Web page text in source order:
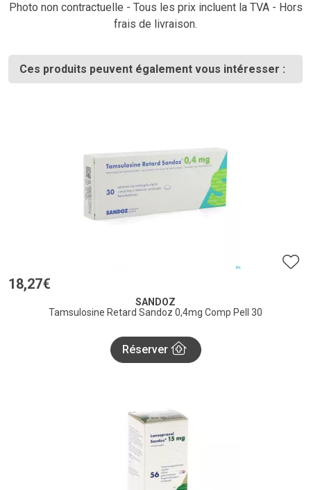
Photo non contractuelle - Tous les prix incluent la TVA - Hors
frais de livraison.
Ces produits peuvent également vous intéresser :
18,27€
SANDOZ
Tamsulosine Retard Sandoz 0,4mg Comp Pell 30
Réserver